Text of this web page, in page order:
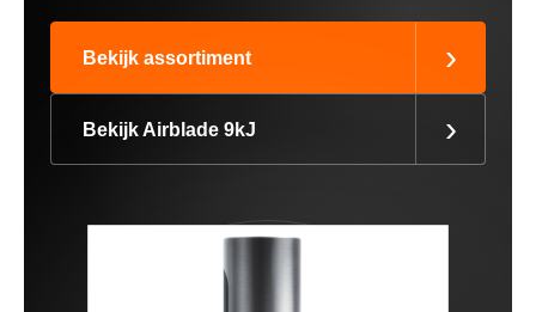
Bekijk assortiment ›
Bekijk Airblade 9kJ ›